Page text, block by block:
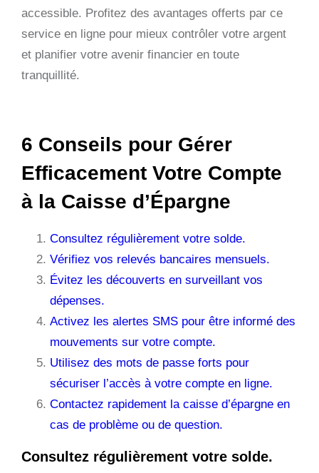
accessible. Profitez des avantages offerts par ce
service en ligne pour mieux contrôler votre argent
et planifier votre avenir financier en toute
tranquillité.
6 Conseils pour Gérer
Efficacement Votre Compte
à la Caisse d’Épargne
Consultez régulièrement votre solde.
Vérifiez vos relevés bancaires mensuels.
Évitez les découverts en surveillant vos
dépenses.
Activez les alertes SMS pour être informé des
mouvements sur votre compte.
Utilisez des mots de passe forts pour
sécuriser l’accès à votre compte en ligne.
Contactez rapidement la caisse d’épargne en
cas de problème ou de question.
Consultez régulièrement votre solde.